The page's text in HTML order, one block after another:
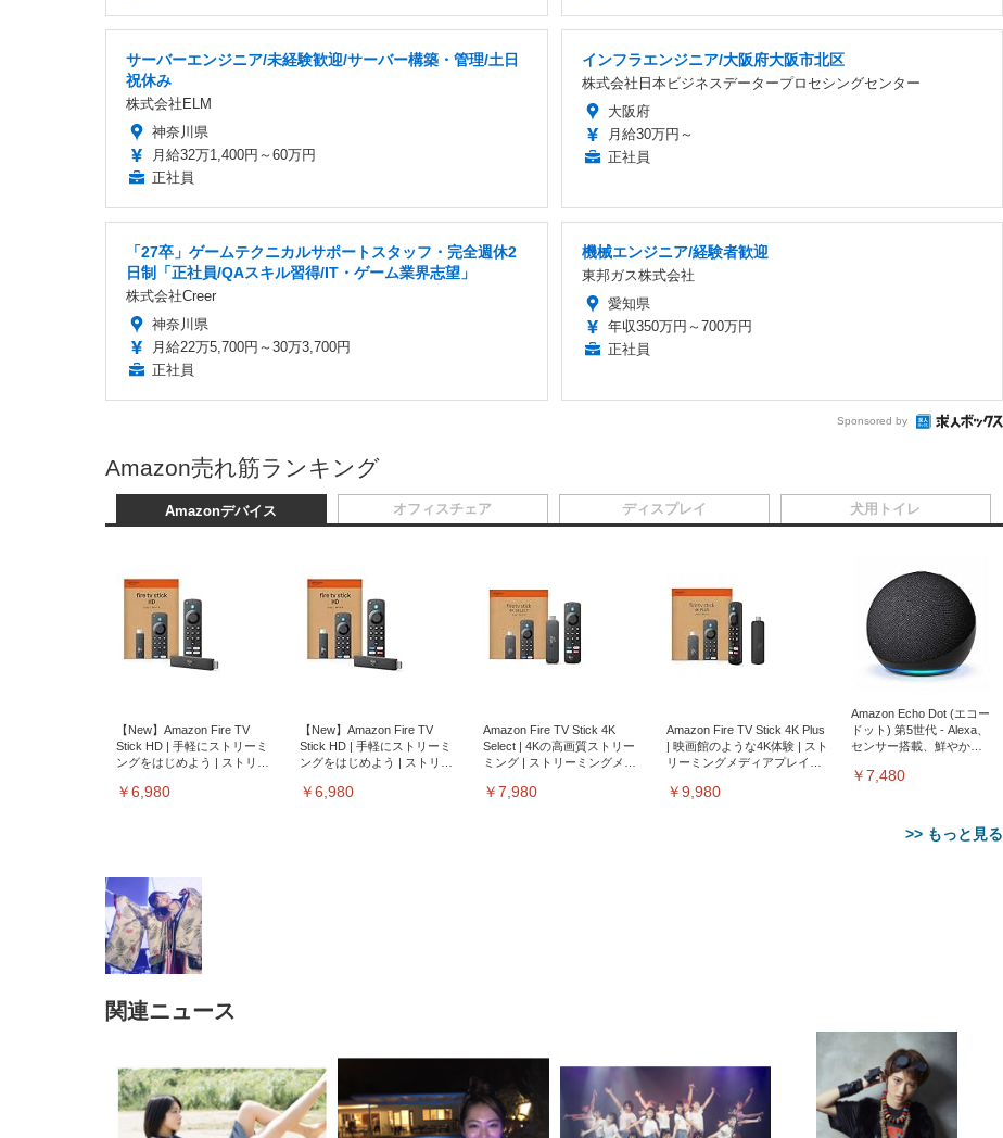
サーバーエンジニア/未経験歓迎/サーバー構築・管理/土日
祝休み
株式会社ELM
神奈川県
月給32万1,400円～60万円
正社員
インフラエンジニア/大阪府大阪市北区
株式会社日本ビジネスデータープロセシングセンター
大阪府
月給30万円～
正社員
「27卒」ゲームテクニカルサポートスタッフ・完全週休2
日制「正社員/QAスキル習得/IT・ゲーム業界志望」
株式会社Creer
神奈川県
月給22万5,700円～30万3,700円
正社員
機械エンジニア/経験者歓迎
東邦ガス株式会社
愛知県
年収350万円～700万円
正社員
Sponsored by
Amazon売れ筋ランキング
Amazonデバイス
【New】Amazon Fire TV
Stick HD | 手軽にストリーミ
ングをはじめよう | ストリー
￥6,980
【New】Amazon Fire TV
Stick HD | 手軽にストリーミ
ングをはじめよう | ストリー
￥6,980
Amazon Fire TV Stick 4K
Select | 4Kの高画質ストリー
ミング | ストリーミングメデ
￥7,980
Amazon Fire TV Stick 4K Plus
| 映画館のような4K体験 | スト
リーミングメディアプレイヤ
￥9,980
Amazon Echo Dot (エコー
ドット) 第5世代 - Alexa、
センサー搭載、鮮やかな
￥7,480
>> もっと見る
オフィスチェア
上げ式アームレスト コンパク
ト 約105度ロッキング pc 事務
椅子 360度回転 座面昇降 強化
ナイロン樹脂ベース 通気性メ
￥5,699
ア 人間工学 疲れない ブラッ
ク
￥27,999
チェア 疲れない テレワーク
度ロッキング機能 人間工学 椅
子 腰サポート 90度跳ね上げ
式アームレスト 3Dヘッドレス
￥7,680
チェア 疲れない テレワーク
チェア 強化バックレスト 30度
ロッキング機能 人間工学 椅子
腰サポート 90度跳ね上げ式ア
ームレスト 3Dヘッドレスト
￥7,680
ア デスクチェア 肘なし メ
ッシュ 通気性 ランバーサ
ポート付き 腰サポート ガ
ス圧無段階昇降 360度回
転 キャスター付き コンパ
クト 幅52×奥行58.5×高さ
￥4,139
ディスプレイ
EV3240X-WT | 31.5型4K
UHD・USB Type-C・ホワイ
ト
￥105,595
EV2740X-WT | 27.0型4K
UHD・USB Type-C・ホワイ
ト
￥109,572
ク付き（CFI-ZDM1J）
￥49,979
ニター フル
HD（1920×1080）VA 非光
沢 HDMI/DisplayPort/VGA
スピーカー内蔵 高さ調整 ス
イベル VESA対応
￥15,800
【MiniLED/24.5inch/280Hz/FHD】
GRAPHT THE SHOOTER
Gaming Monitor 24” Essential ゲ
ーミングモニター QD 24.5インチ
1ms FHD 量子ドット 残像低減 (3
年保証 | 輝点保証 | 日本メーカー)
￥34,980
犬用トイレ
捨て 無香料 ホワイト 300枚
￥3,373
枚) ホワイト(吸収面:ライトブ
ルー)
￥3,234
ツ L 中型犬用 26枚入り 単品
￥1,800
ック) 【Amazon.co.jp限定】
Smart Basic アイリスオーヤマ
ペットシーツ 超厚型 お徳用
ワイド 100枚入 (x 1) (ケース
販売)
￥3,670
シーツ 超厚型 お徳用 レギ
ュラー 200枚入
【Amazon.co.jp限定】
￥3,731
関連ニュース